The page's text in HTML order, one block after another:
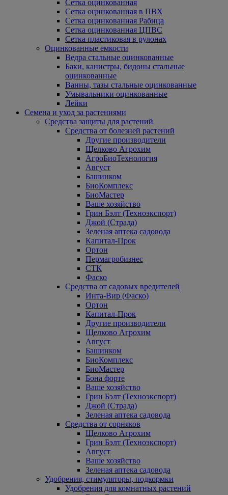
Сетка оцинкованная
Сетка оцинкованная в ПВХ
Сетка оцинкованная Рабица
Сетка оцинкованная ЦПВС
Сетка пластиковая в рулонах
Оцинкованные емкости
Ведра стальные оцинкованные
Баки, канистры, бидоны стальные
оцинкованные
Ванны, тазы стальные оцинкованные
Умывальники оцинкованные
Лейки
Семена и уход за растениями
Средства защиты для растений
Средства от болезней растений
Другие производители
Щелково Агрохим
АгроБиоТехнология
Август
Башинком
БиоКомплекс
БиоМастер
Ваше хозяйство
Грин Бэлт (Техноэкспорт)
Джой (Страда)
Зеленая аптека садовода
Капитал-Прок
Ортон
Пермагробизнес
СТК
Фаско
Средства от садовых вредителей
Инта-Вир (Фаско)
Ортон
Капитал-Прок
Другие производители
Щелково Агрохим
Август
Башинком
БиоКомплекс
БиоМастер
Бона форте
Ваше хозяйство
Грин Бэлт (Техноэкспорт)
Джой (Страда)
Зеленая аптека садовода
Средства от сорняков
Щелково Агрохим
Грин Бэлт (Техноэкспорт)
Август
Ваше хозяйство
Зеленая аптека садовода
Удобрения, стимуляторы, подкормки
Удобрения для комнатных растений